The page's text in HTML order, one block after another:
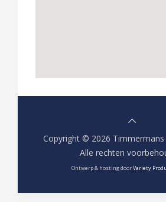
Copyright © 2026 Timmermans
Alle rechten
Ontwerp & hosting doorVariety